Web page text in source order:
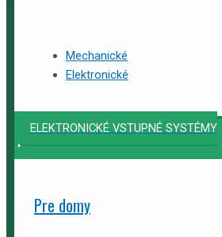
Mechanické
Elektronické
ELEKTRONICKÉ VSTUPNÉ SYSTÉMY
Pre domy